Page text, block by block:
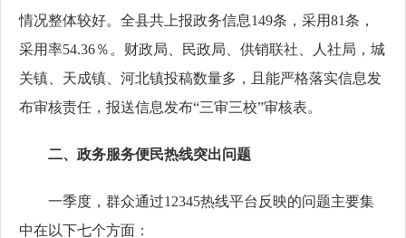
情况整体较好。全县共上报政务信息149条，采用81条，
采用率54.36％。财政局、民政局、供销联社、人社局，城
关镇、天成镇、河北镇投稿数量多，且能严格落实信息发
布审核责任，报送信息发布“三审三校”审核表。
二、政务服务便民热线突出问题
一季度，群众通过12345热线平台反映的问题主要集
中在以下七个方面：